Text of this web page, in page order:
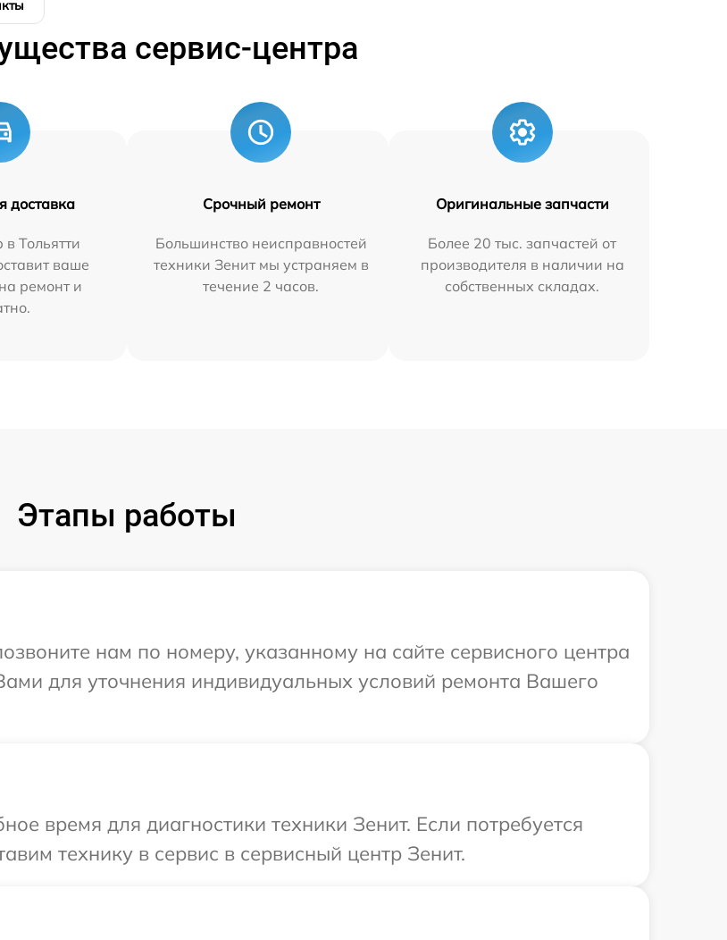
сервис-центра
доставка
Тольятти
ваше
ремонт и
Срочный ремонт
Большинство неисправностей
техники Зенит мы устраняем в
течение 2 часов.
Оригинальные запчасти
Более 20 тыс. запчастей от
производителя в наличии на
собственных складах.
Этапы работы
нам по номеру, указанному на сайте сервисного центра
для уточнения индивидуальных условий ремонта Вашего
время для диагностики техники Зенит. Если потребуется
технику в сервис в сервисный центр Зенит.